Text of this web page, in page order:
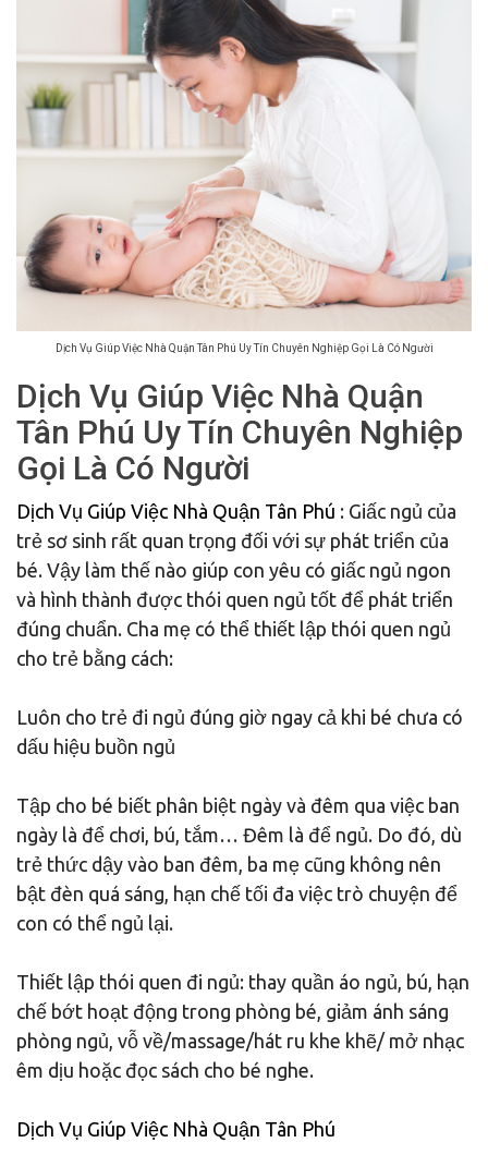
Dịch Vụ Giúp Việc Nhà Quận Tân Phú Uy Tín Chuyên Nghiệp Gọi Là Có Người
Dịch Vụ Giúp Việc Nhà Quận
Tân Phú Uy Tín Chuyên Nghiệp
Gọi Là Có Người
Dịch Vụ Giúp Việc Nhà Quận Tân Phú : Giấc ngủ của
trẻ sơ sinh rất quan trọng đối với sự phát triển của
bé. Vậy làm thế nào giúp con yêu có giấc ngủ ngon
và hình thành được thói quen ngủ tốt để phát triển
đúng chuẩn. Cha mẹ có thể thiết lập thói quen ngủ
cho trẻ bằng cách:
Luôn cho trẻ đi ngủ đúng giờ ngay cả khi bé chưa có
dấu hiệu buồn ngủ
Tập cho bé biết phân biệt ngày và đêm qua việc ban
ngày là để chơi, bú, tắm… Đêm là để ngủ. Do đó, dù
trẻ thức dậy vào ban đêm, ba mẹ cũng không nên
bật đèn quá sáng, hạn chế tối đa việc trò chuyện để
con có thể ngủ lại.
Thiết lập thói quen đi ngủ: thay quần áo ngủ, bú, hạn
chế bớt hoạt động trong phòng bé, giảm ánh sáng
phòng ngủ, vỗ về/massage/hát ru khe khẽ/ mở nhạc
êm dịu hoặc đọc sách cho bé nghe.
Dịch Vụ Giúp Việc Nhà Quận Tân Phú